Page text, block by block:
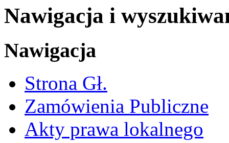
Nawigacja i
Nawigacja
Strona Gł.
Zamówienia Publiczne
Akty prawa lokalnego